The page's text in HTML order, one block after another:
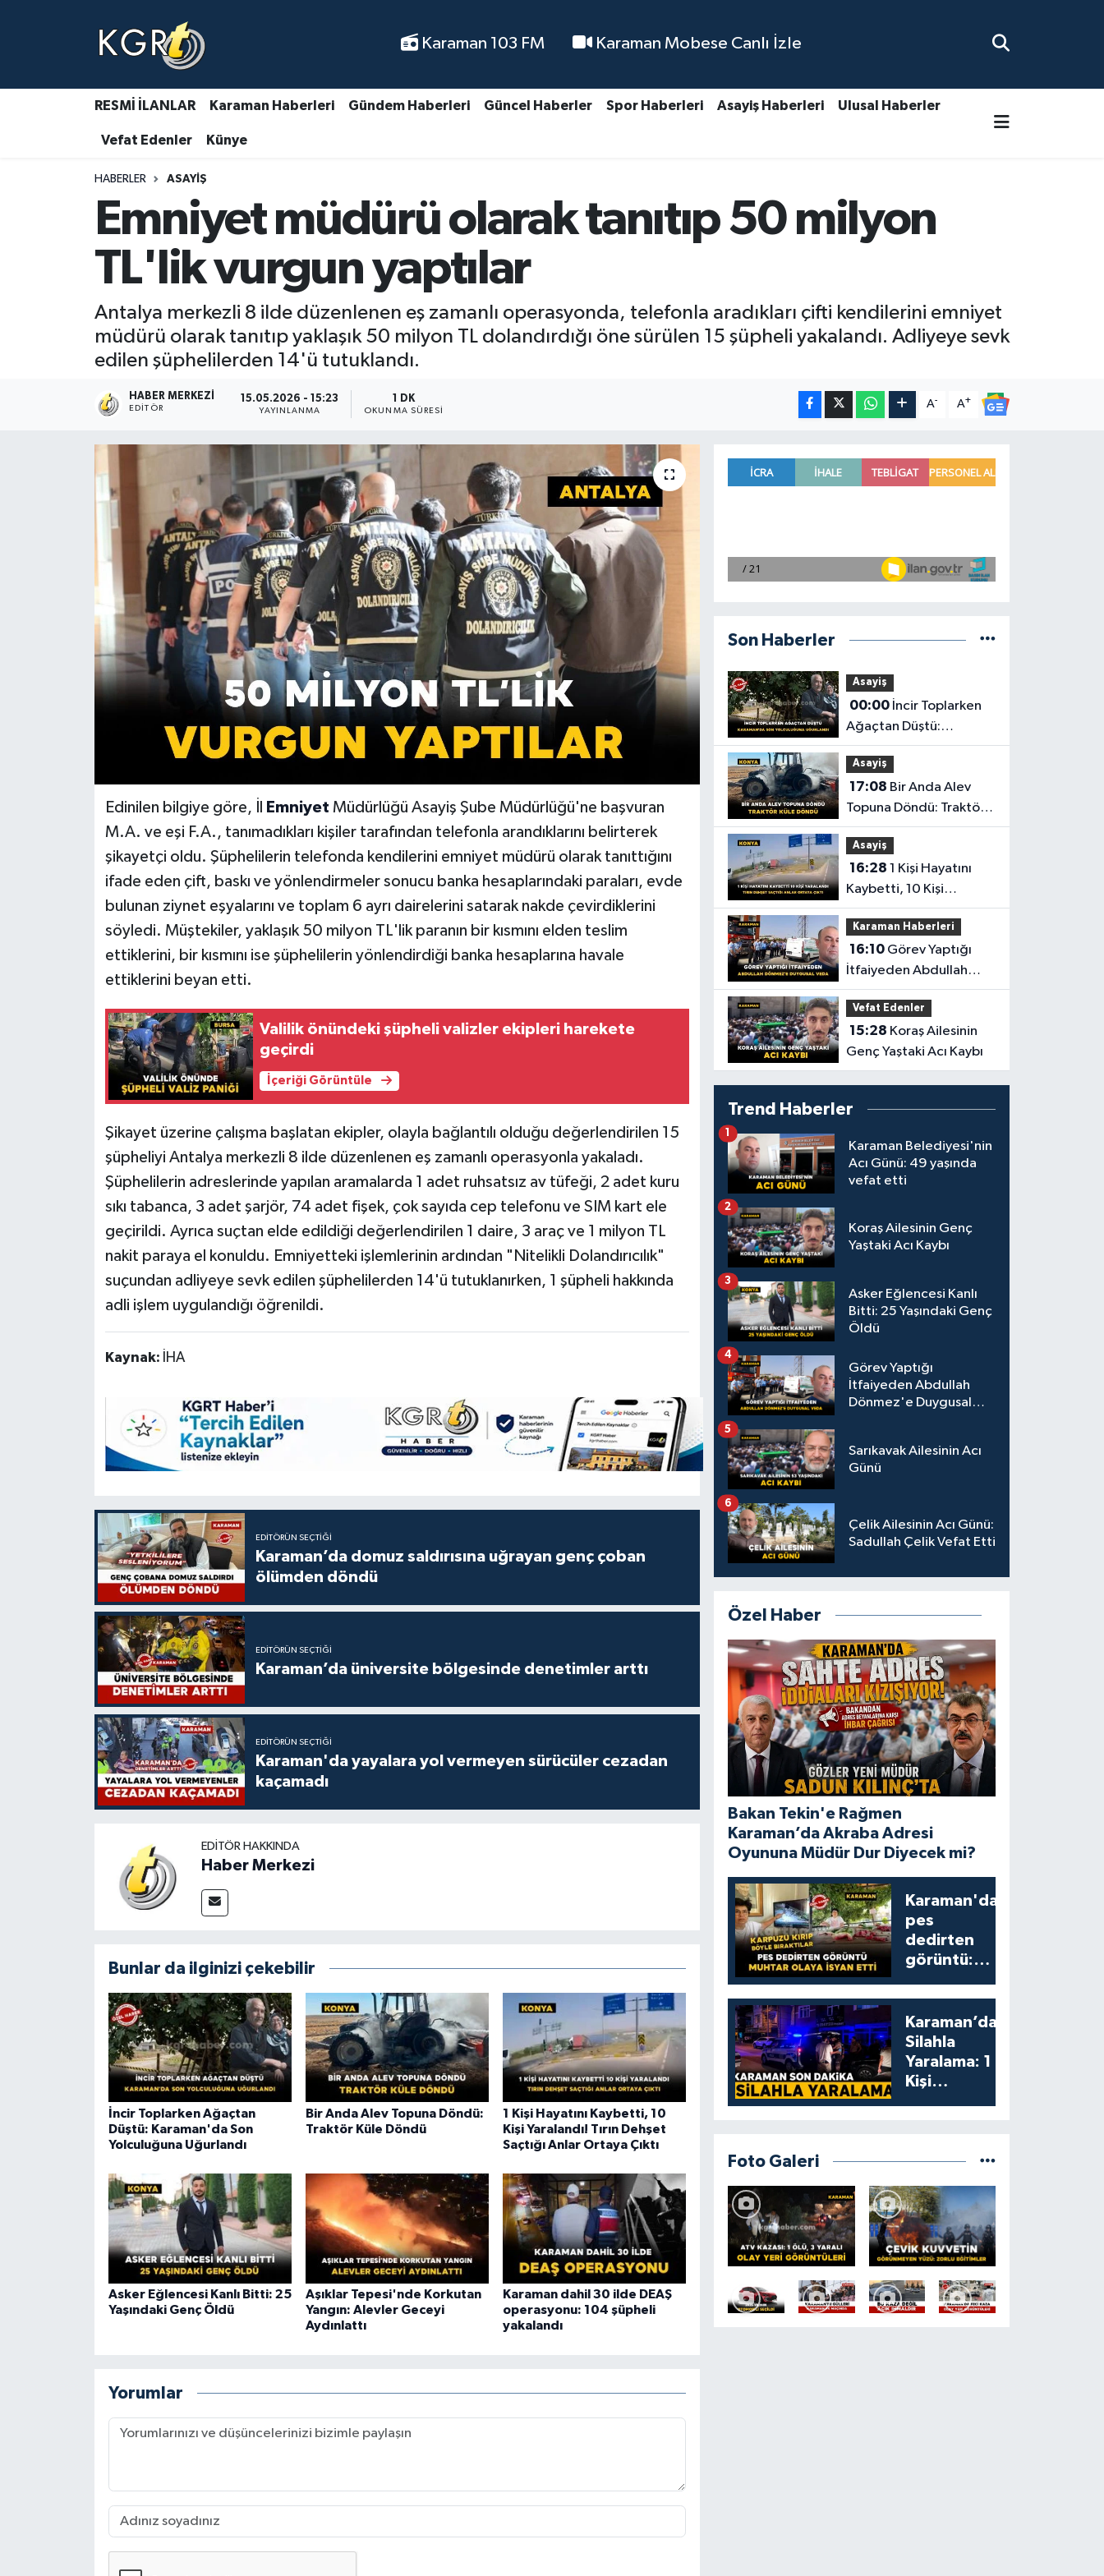
Karaman 103 FM Karaman Mobese Canlı İzle
RESMİ İLANLAR Karaman Haberleri Gündem Haberleri Güncel Haberler Spor Haberleri Asayiş Haberleri Ulusal Haberler
Vefat Edenler Künye
HABERLER ASAYIŞ
Emniyet müdürü olarak tanıtıp 50 milyon
TL'lik vurgun yaptılar
Antalya merkezli 8 ilde düzenlenen eş zamanlı operasyonda, telefonla aradıkları çifti kendilerini emniyet
müdürü olarak tanıtıp yaklaşık 50 milyon TL dolandırdığı öne sürülen 15 şüpheli yakalandı. Adliyeye sevk
edilen şüphelilerden 14'ü tutuklandı.
HABER MERKEZI
EDITÖR
15.05.2026 - 15:23
YAYINLANMA
1 DK
OKUNMA SÜRESI
A- A+
Edinilen bilgiye göre, İl Emniyet Müdürlüğü Asayiş Şube Müdürlüğü'ne başvuran
M.A. ve eşi F.A., tanımadıkları kişiler tarafından telefonla arandıklarını belirterek
şikayetçi oldu. Şüphelilerin telefonda kendilerini emniyet müdürü olarak tanıttığını
ifade eden çift, baskı ve yönlendirmeler sonucu banka hesaplarındaki paraları, evde
bulunan ziynet eşyalarını ve toplam 6 ayrı dairelerini satarak nakde çevirdiklerini
söyledi. Müştekiler, yaklaşık 50 milyon TL'lik paranın bir kısmını elden teslim
ettiklerini, bir kısmını ise şüphelilerin yönlendirdiği banka hesaplarına havale
ettiklerini beyan etti.
Valilik önündeki şüpheli valizler ekipleri harekete
geçirdi
İçeriği Görüntüle
Şikayet üzerine çalışma başlatan ekipler, olayla bağlantılı olduğu değerlendirilen 15
şüpheliyi Antalya merkezli 8 ilde düzenlenen eş zamanlı operasyonla yakaladı.
Şüphelilerin adreslerinde yapılan aramalarda 1 adet ruhsatsız av tüfeği, 2 adet kuru
sıkı tabanca, 3 adet şarjör, 74 adet fişek, çok sayıda cep telefonu ve SIM kart ele
geçirildi. Ayrıca suçtan elde edildiği değerlendirilen 1 daire, 3 araç ve 1 milyon TL
nakit paraya el konuldu. Emniyetteki işlemlerinin ardından "Nitelikli Dolandırıcılık"
suçundan adliyeye sevk edilen şüphelilerden 14'ü tutuklanırken, 1 şüpheli hakkında
adli işlem uygulandığı öğrenildi.
Kaynak: İHA
EDITÖRÜN SEÇTIĞI
Karaman’da domuz saldırısına uğrayan genç çoban
ölümden döndü
EDITÖRÜN SEÇTIĞI
Karaman’da üniversite bölgesinde denetimler arttı
EDITÖRÜN SEÇTIĞI
Karaman'da yayalara yol vermeyen sürücüler cezadan
kaçamadı
EDITÖR HAKKINDA
Haber Merkezi
Bunlar da ilginizi çekebilir
İncir Toplarken Ağaçtan
Düştü: Karaman'da Son
Yolculuğuna Uğurlandı
Bir Anda Alev Topuna Döndü:
Traktör Küle Döndü
1 Kişi Hayatını Kaybetti, 10
Kişi Yaralandı! Tırın Dehşet
Saçtığı Anlar Ortaya Çıktı
Asker Eğlencesi Kanlı Bitti: 25
Yaşındaki Genç Öldü
Aşıklar Tepesi'nde Korkutan
Yangın: Alevler Geceyi
Aydınlattı
Karaman dahil 30 ilde DEAŞ
operasyonu: 104 şüpheli
yakalandı
Yorumlar
Son Haberler
Asayiş
00:00İncir Toplarken
Ağaçtan Düştü:
Karaman'da Son
Yolculuğuna Uğurlandı
Asayiş
17:08
Topuna Döndü: Traktör
Küle Döndü
Asayiş
16:28
Kaybetti, 10 Kişi
Yaralandı! Tırın Dehşet
Saçtığı Anlar Ortaya
Çıktı
Karaman Haberleri
16:10Görev Yaptığı
İtfaiyeden Abdullah
Dönmez'e Duygusal
Veda
Vefat Edenler
15:28
Genç Yaştaki Acı Kaybı
Trend Haberler
Karaman Belediyesi'nin
Acı Günü: 49 yaşında
vefat etti
1
Koraş Ailesinin Genç
Yaştaki Acı Kaybı
2
Asker Eğlencesi Kanlı
Bitti: 25 Yaşındaki Genç
Öldü
3
Görev Yaptığı
İtfaiyeden Abdullah
Dönmez'e Duygusal
4
Sarıkavak Ailesinin Acı
Günü
5
Çelik Ailesinin Acı Günü:
Sadullah Çelik Vefat Etti
6
Özel Haber
Bakan Tekin'e Rağmen
Karaman’da Akraba Adresi
Oyununa Müdür Dur Diyecek mi?
Karaman'da
pes
dedirten
görüntü:
yumruklayıp
yediler,
artıklarını
kamelyada
bıraktılar
Karaman’da
Silahla
Yaralama: 1
Kişi
Foto Galeri
Karaman Haberleri
Gündem Haberleri
Güncel Haberler
Asayiş Haberleri
Vefat Edenler